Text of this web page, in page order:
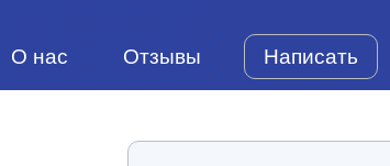
О нас Отзывы Написать